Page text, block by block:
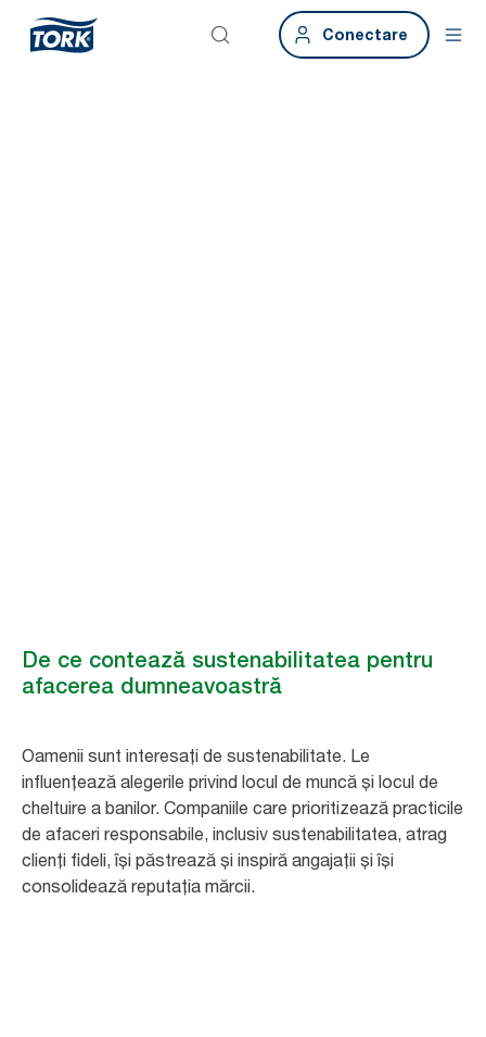
Conectare
De ce contează sustenabilitatea pentru
afacerea dumneavoastră
Oamenii sunt interesați de sustenabilitate. Le
influențează alegerile privind locul de muncă și locul de
cheltuire a banilor. Companiile care prioritizează practicile
de afaceri responsabile, inclusiv sustenabilitatea, atrag
clienți fideli, își păstrează și inspiră angajații și își
consolidează reputația mărcii.